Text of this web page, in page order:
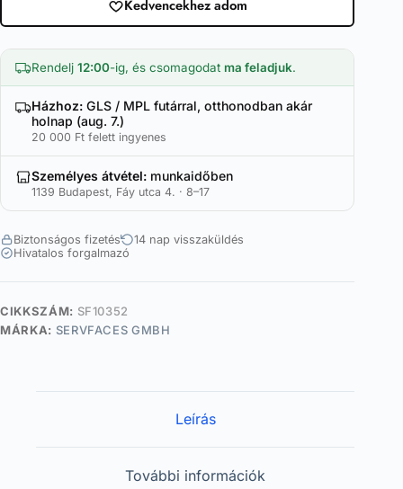
V4
(puha)
mennyiség
Kedvencekhez adom
Rendelj 12:00-ig, és csomagodat ma feladjuk.
Házhoz: GLS / MPL futárral, otthonodban akár
holnap (aug. 7.)
20 000 Ft felett ingyenes
Személyes átvétel: munkaidőben
1139 Budapest, Fáy utca 4. · 8–17
Biztonságos fizetés
14 nap visszaküldés
Hivatalos forgalmazó
CIKKSZÁM: SF10352
MÁRKA: SERVFACES GMBH
Leírás
További információk